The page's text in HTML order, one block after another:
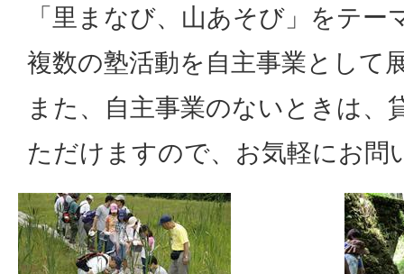
「里まなび、山あそび」をテ
複数の塾活動を自主事業として
また、自主事業のないときは、
ただけますので、お気軽にお問